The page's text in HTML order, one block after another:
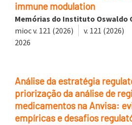
immune modulation
Memórias do Instituto Oswaldo
mioc v. 121 (2026)
v. 121 (2026)
2026
Análise da estratégia
priorização da análise de
medicamentos na Anvisa:
empíricas e desafios